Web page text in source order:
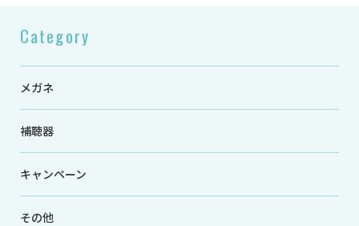
Category
メガネ
補聴器
キャンペーン
その他